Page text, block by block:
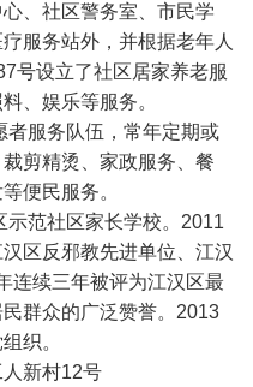
、社区警务室、市民学
服务站外，并根据老年人
号设立了社区居家养老服
、娱乐等服务。
服务队伍，常年定期或
剪精烫、家政服务、餐
便民服务。
示范社区家长学校。2011
区反邪教先进单位、江汉
连续三年被评为江汉区最
群众的广泛赞誉。2013
织。
新村12号